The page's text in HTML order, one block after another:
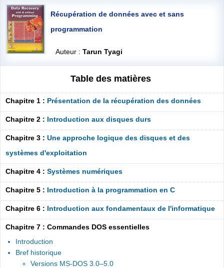
Récupération de données avec et sans
programmation
Auteur : Tarun Tyagi
Table des matières
Chapitre 1 : Présentation de la récupération des données
Chapitre 2 : Introduction aux disques durs
Chapitre 3 : Une approche logique des disques et des
systèmes d'exploitation
Chapitre 4 : Systèmes numériques
Chapitre 5 : Introduction à la programmation en C
Chapitre 6 : Introduction aux fondamentaux de l'informatique
Chapitre 7 : Commandes DOS essentielles
Introduction
Bref historique
Versions MS-DOS 3.0–5.0